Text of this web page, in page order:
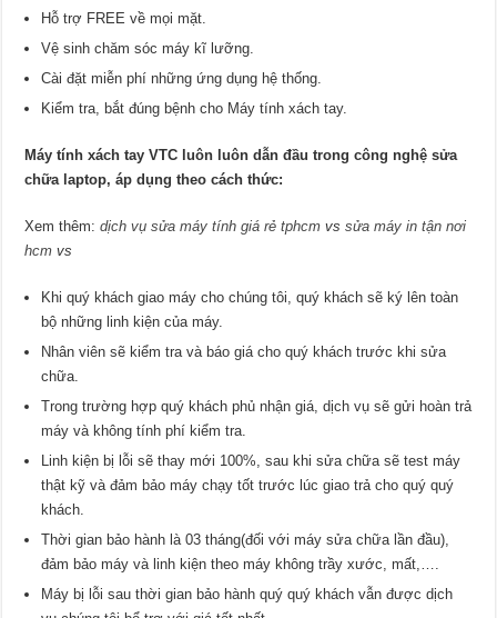
Hỗ trợ FREE về mọi mặt.
Vệ sinh chăm sóc máy kĩ lưỡng.
Cài đặt miễn phí những ứng dụng hệ thống.
Kiểm tra, bắt đúng bệnh cho Máy tính xách tay.
Máy tính xách tay VTC luôn luôn dẫn đầu trong công nghệ sửa
chữa laptop, áp dụng theo cách thức:
Xem thêm:dịch vụ sửa máy tính giá rẻ tphcm vssửa máy in tận nơi
hcm vs
Khi quý khách giao máy cho chúng tôi, quý khách sẽ ký lên toàn
bộ những linh kiện của máy.
Nhân viên sẽ kiểm tra và báo giá cho quý khách trước khi sửa
chữa.
Trong trường hợp quý khách phủ nhận giá, dịch vụ sẽ gửi hoàn trả
máy và không tính phí kiểm tra.
Linh kiện bị lỗi sẽ thay mới 100%, sau khi sửa chữa sẽ test máy
thật kỹ và đảm bảo máy chạy tốt trước lúc giao trả cho quý quý
khách.
Thời gian bảo hành là 03 tháng(đối với máy sửa chữa lần đầu),
đảm bảo máy và linh kiện theo máy không trầy xước, mất,….
Máy bị lỗi sau thời gian bảo hành quý quý khách vẫn được dịch